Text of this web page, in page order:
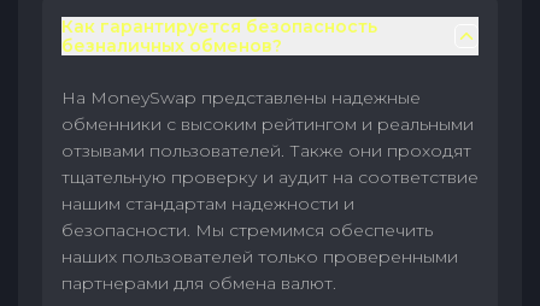
Как гарантируется безопасность
безналичных обменов?
На MoneySwap представлены надежные
обменники с высоким рейтингом и реальными
отзывами пользователей. Также они проходят
тщательную проверку и аудит на соответствие
нашим стандартам надежности и
безопасности. Мы стремимся обеспечить
наших пользователей только проверенными
партнерами для обмена валют.